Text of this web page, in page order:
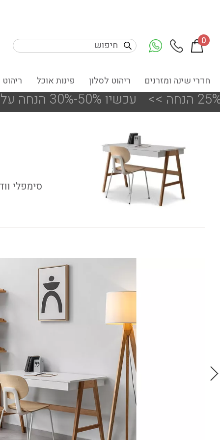
0
חדרי שינה ומזרנים ריהוט לסלון פינות אוכל
!!! עכשיו 50%-30% הנחה על פריטים מעודפים ותצוגות הסניפים <<
סימפלי